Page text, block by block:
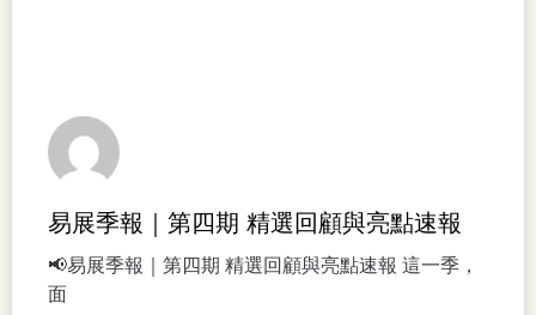
易展季報｜第四期 精選回顧與亮點速報
📢易展季報｜第四期 精選回顧與亮點速報 這一季，
面